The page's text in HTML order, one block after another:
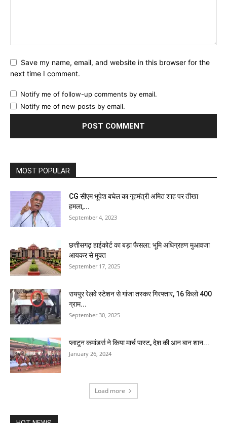
Save my name, email, and website in this browser for the
next time I comment.
Notify me of follow-up comments by email.
Notify me of new posts by email.
MOST POPULAR
CG सीएम भूपेश बघेल का गृहमंत्री अमित शाह पर तीखा
हमला,...
September 4, 2023
छत्तीसगढ़ हाईकोर्ट का बड़ा फैसला: भूमि अधिग्रहण मुआवजा
आयकर से मुक्त
September 17, 2025
रायपुर रेलवे स्टेशन से गांजा तस्कर गिरफ्तार, 16 किलो 400
ग्राम...
September 30, 2025
प्लाटून कमांडर्स ने किया मार्च पास्ट, देश की आन बान शान...
January 26, 2024
Load more